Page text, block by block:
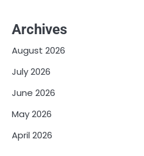
Archives
August 2026
July 2026
June 2026
May 2026
April 2026